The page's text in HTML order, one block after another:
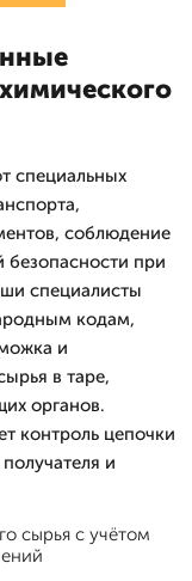
специальных
соблюдение
безопасности при
специалисты
кодам,
и
в таре,
органов.
контроль цепочки
и
сырья с учётом